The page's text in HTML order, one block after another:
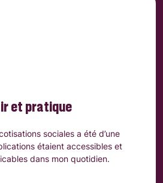
et pratique
sociales a été d’une
étaient accessibles et
dans mon quotidien.